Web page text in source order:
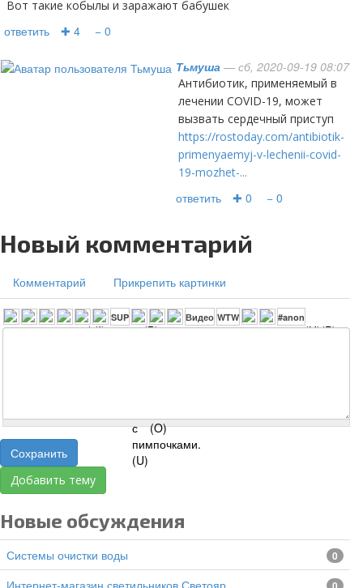
Вот такие кобылы и заражают бабушек
ответить ✚ 4 − 0
Тьмуша — сб, 2020-09-19 08:07
Антибиотик, применяемый в
лечении COVID-19, может
вызвать сердечный приступ
https://rostoday.com/antibiotik-
primenyaemyj-v-lechenii-covid-
19-mozhet-...
ответить ✚ 0 − 0
Новый комментарий
Комментарий Прикрепить картинки
Сохранить
Добавить тему
Новые обсуждения
Системы очистки воды 0